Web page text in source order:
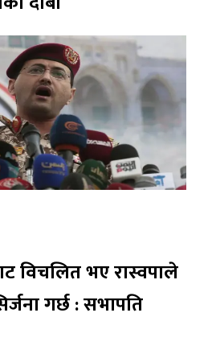
विचलित भए रास्वपाले
गर्छ : सभापति